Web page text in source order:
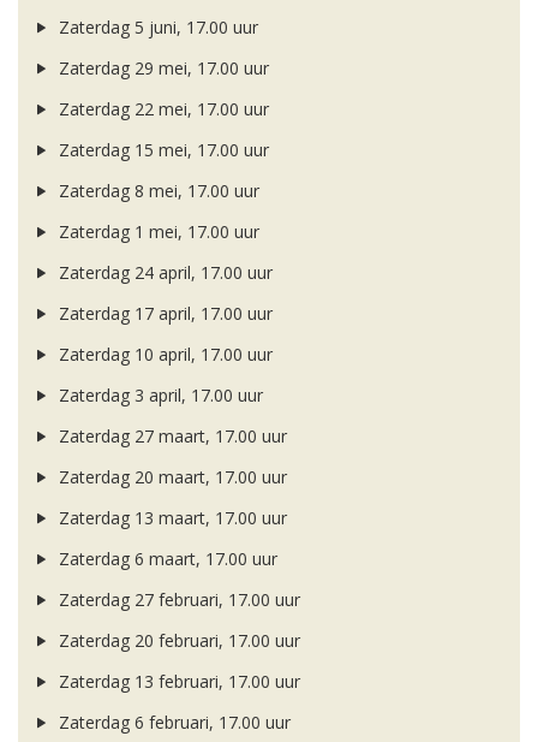
Zaterdag 5 juni, 17.00 uur
Zaterdag 29 mei, 17.00 uur
Zaterdag 22 mei, 17.00 uur
Zaterdag 15 mei, 17.00 uur
Zaterdag 8 mei, 17.00 uur
Zaterdag 1 mei, 17.00 uur
Zaterdag 24 april, 17.00 uur
Zaterdag 17 april, 17.00 uur
Zaterdag 10 april, 17.00 uur
Zaterdag 3 april, 17.00 uur
Zaterdag 27 maart, 17.00 uur
Zaterdag 20 maart, 17.00 uur
Zaterdag 13 maart, 17.00 uur
Zaterdag 6 maart, 17.00 uur
Zaterdag 27 februari, 17.00 uur
Zaterdag 20 februari, 17.00 uur
Zaterdag 13 februari, 17.00 uur
Zaterdag 6 februari, 17.00 uur